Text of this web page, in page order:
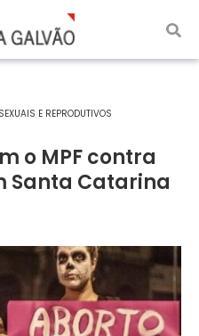
E REPRODUTIVOS
o MPF contra
Santa Catarina